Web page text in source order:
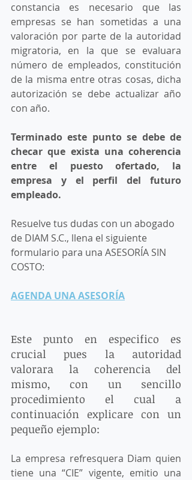
constancia es necesario que las
empresas se han sometidas a una
valoración por parte de la autoridad
migratoria, en la que se evaluara
número de empleados, constitución
de la misma entre otras cosas, dicha
autorización se debe actualizar año
con año.
Terminado este punto se debe de
checar que exista una coherencia
entre el puesto ofertado, la
empresa y el perfil del futuro
empleado.
Resuelve tus dudas con un abogado
de DIAM S.C., llena el siguiente
formulario para una ASESORÍA SIN
COSTO:
AGENDA UNA ASESORÍA
Este punto en especifico es
crucial pues la autoridad
valorara la coherencia del
mismo, con un sencillo
procedimiento el cual a
continuación explicare con un
pequeño ejemplo:
La empresa refresquera Diam quien
tiene una “CIE” vigente, emitio una